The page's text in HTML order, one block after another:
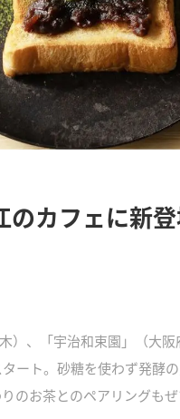
のカフェに新
）、「宇治和束園」（大
ート。砂糖を使わず発酵
のお茶とのペアリングもぜ